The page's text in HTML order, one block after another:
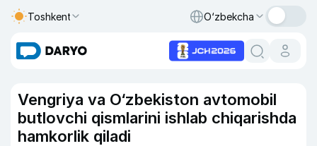
Toshkent O‘zbekcha
Vengriya va O‘zbekiston avtomobil
butlovchi qismlarini ishlab chiqarishda
hamkorlik qiladi